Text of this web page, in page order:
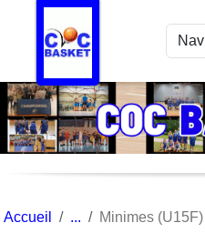
Accueil Minimes (U15F)
Panneau de gestion des cookies